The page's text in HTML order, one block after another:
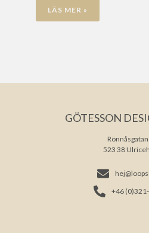
LÄS MER »
GÖTESSON
523 38
+46